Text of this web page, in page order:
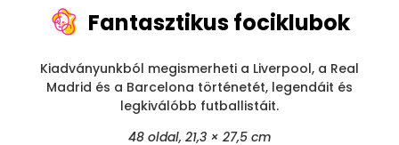
Fantasztikus fociklubok
Kiadványunkból megismerheti a Liverpool, a Real
Madrid és a Barcelona történetét, legendáit és
legkiválóbb futballistáit.
48 oldal, 21,3 × 27,5 cm